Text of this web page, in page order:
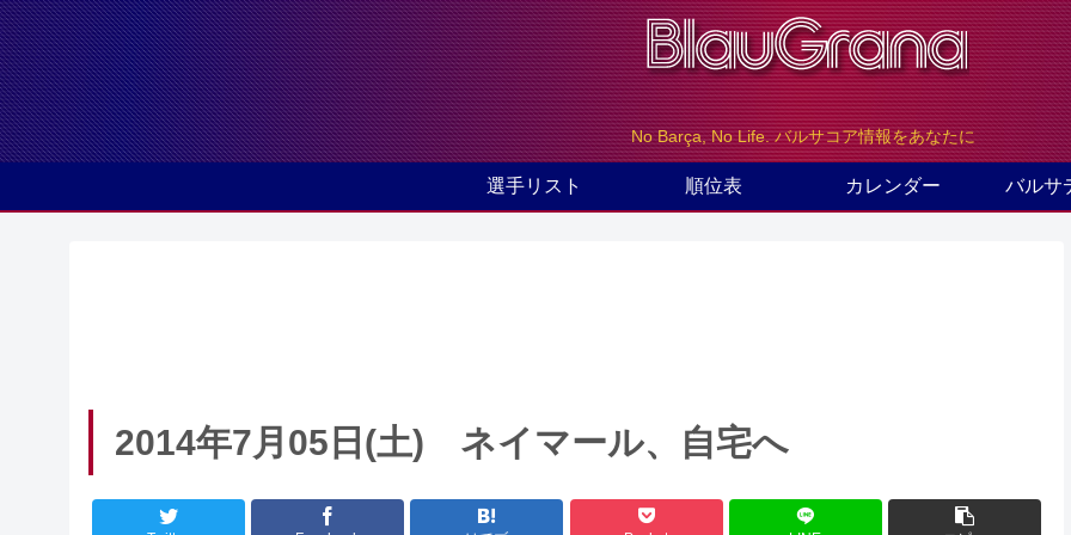
No Barça, No Life. バルサコア情報をあなたに
選手リスト 順位表 カレンダー バルサ
2014年7月05日(土) ネイマール、自宅へ